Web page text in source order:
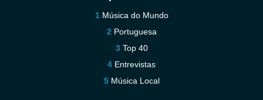
Música do Mundo
Portuguesa
Top 40
Entrevistas
Música Local